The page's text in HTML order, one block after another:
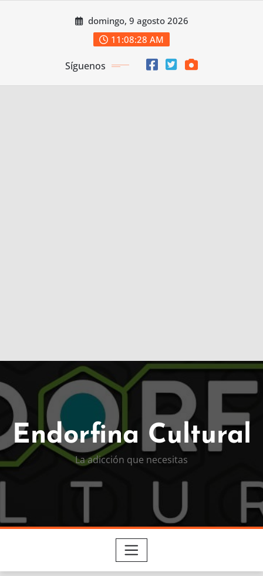
domingo, 9 agosto 2026
11:08:29 AM
Síguenos
Endorfina Cultural
La adicción que necesitas